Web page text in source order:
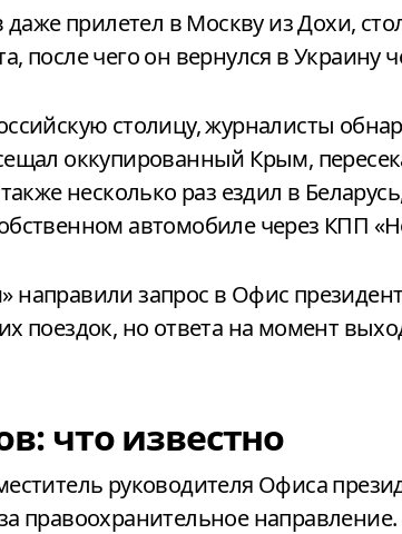
даже прилетел в Москву из Дохи,
после чего он вернулся в Украину
столицу, журналисты
оккупированный Крым,
несколько раз ездил в
автомобиле через КПП
направили запрос в Офис
поездок, но ответа на момент
что известно
руководителя Офиса
правоохранительное